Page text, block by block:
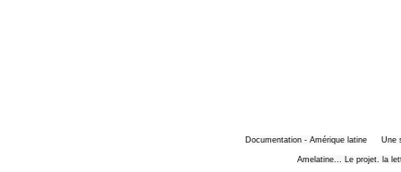
Documentation - Amérique latine Une
Amelatine... Le projet. la